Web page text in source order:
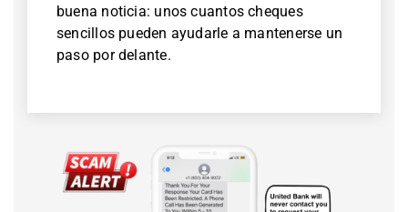
buena noticia: unos cuantos cheques
sencillos pueden ayudarle a mantenerse un
paso por delante.